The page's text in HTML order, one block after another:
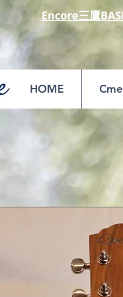
Encore三鷹
本日(8月
HOME